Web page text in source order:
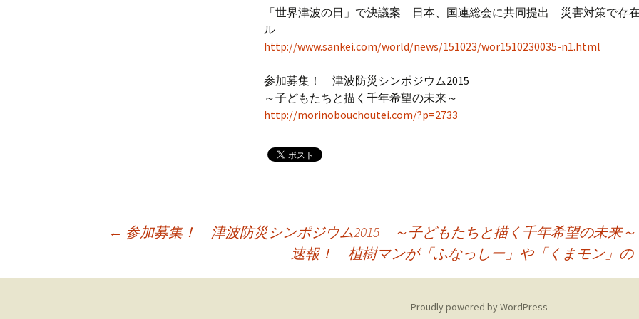
「世界津波の日」で決議案 日本、国連総会に共同提出 災害対策で存
ル
http://www.sankei.com/world/news/151023/wor1510230035-n1.html
参加募集！ 津波防災シンポジウム2015
～子どもたちと描く千年希望の未来～
http://morinobouchoutei.com/?p=2733
投
← 参加募集！ 津波防災シンポジウム2015 ～子どもたちと描く千年希望の未来～
速報！ 植樹マンが「ふなっしー」や「くまモン」
Proudly powered by WordPress